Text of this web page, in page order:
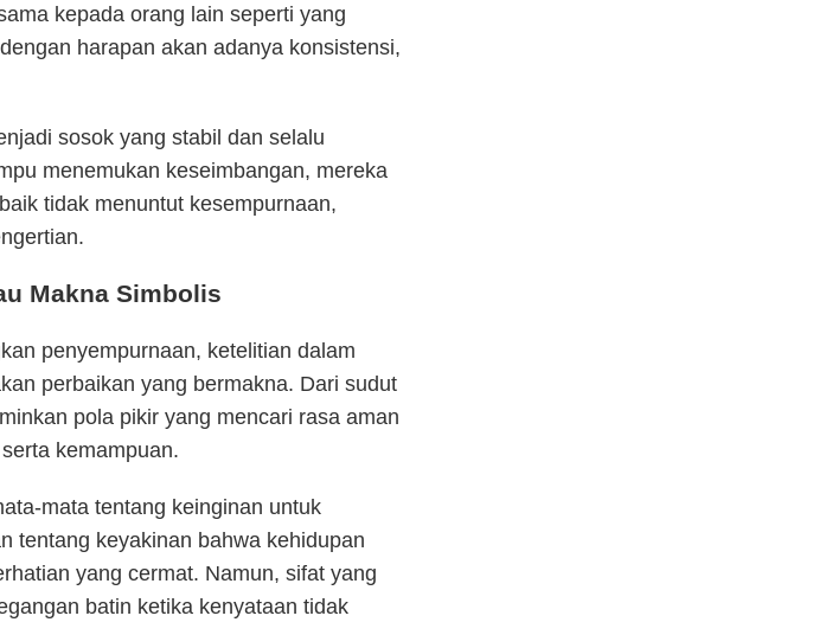
kepada orang lain seperti yang
harapan akan adanya konsistensi,
sosok yang stabil dan selalu
menemukan keseimbangan, mereka
tidak menuntut kesempurnaan,
Makna Simbolis
penyempurnaan, ketelitian dalam
perbaikan yang bermakna. Dari sudut
pola pikir yang mencari rasa aman
kemampuan.
mata tentang keinginan untuk
tentang keyakinan bahwa kehidupan
yang cermat. Namun, sifat yang
batin ketika kenyataan tidak